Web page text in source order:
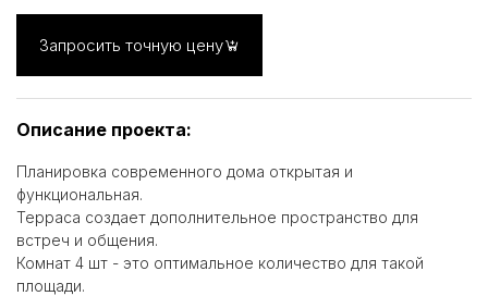
Запросить точную цену
Описание проекта:
Планировка современного дома открытая и
функциональная.
Терраса создает дополнительное пространство для
встреч и общения.
Комнат 4 шт - это оптимальное количество для такой
площади.